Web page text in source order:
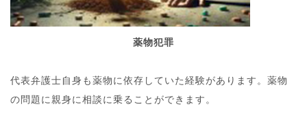
薬物犯罪
代表弁護士自身も薬物に依存していた経験があります。薬物
の問題に親身に相談に乗ることができます。